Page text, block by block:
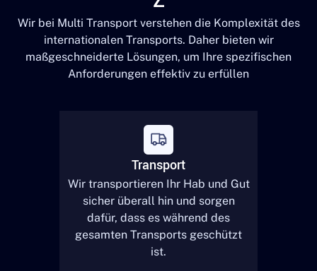
Wir bei Multi Transport verstehen die Komplexität des
internationalen Transports. Daher bieten wir
maßgeschneiderte Lösungen, um Ihre spezifischen
Anforderungen effektiv zu erfüllen
Transport
Wir transportieren Ihr Hab und Gut
sicher überall hin und sorgen
dafür, dass es während des
gesamten Transports geschützt
ist.